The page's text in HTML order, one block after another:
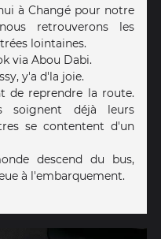
à Changé pour notre
retrouverons les
lointaines.
via Abou Dabi.
y'a d'la joie.
de reprendre la route.
soignent déjà leurs
se contentent d'un
descend du bus,
à l'embarquement.